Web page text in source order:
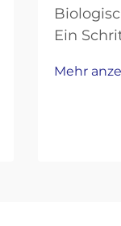
Ein
sich mit
im
Mehr